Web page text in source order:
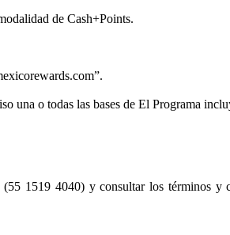
de Cash+Points.
una o todas las bases de El Programa
1519 4040) y consultar los términos y